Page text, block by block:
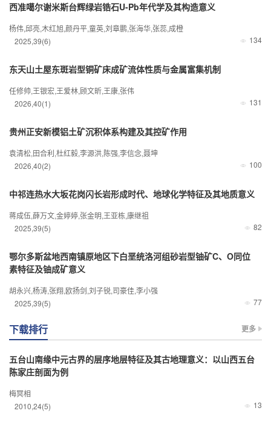
西准噶尔谢米斯台辉绿岩锆石U-Pb年代学及其构造意义
杨伟,邱亮,木红旭,颜丹平,童英,刘章鹏,张海华,张蕊,成橙
2025,39(6) 134
东天山土屋东斑岩型铜矿床成矿流体性质与金属富集机制
任修帅,王银宏,王爱林,顾文昕,王康,张伟
2026,40(1) 131
贵州正安新模铝土矿沉积体系构建及其控矿作用
袁清松,田合利,杜红毅,李源洪,陈强,李信念,聂坤
2026,40(2) 100
中祁连热水大坂花岗闪长岩形成时代、地球化学特征及其地质意义
蒋成伍,薛万文,金婷婷,张金明,王亚栋,康继祖
2025,39(5) 82
鄂尔多斯盆地西南镇原地区下白垩统洛河组砂岩型铀矿C、O同位
素特征及铀成矿意义
胡永兴,杨涛,张翔,欧扬剑,刘子锐,司豪佳,李小强
2025,39(5) 77
下载排行 更多
五台山南缘中元古界的层序地层特征及其古地理意义：以山西五台
陈家庄剖面为例
梅冥相
2010,24(5) 13